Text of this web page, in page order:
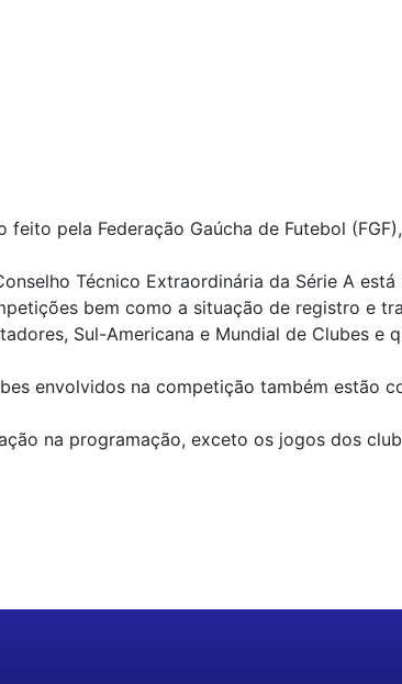
pela Federação Gaúcha de Futebol
Técnico Extraordinária da Série A
bem como a situação de registro e
Sul-Americana e Mundial de Clubes e
envolvidos na competição também estão
na programação, exceto os jogos dos